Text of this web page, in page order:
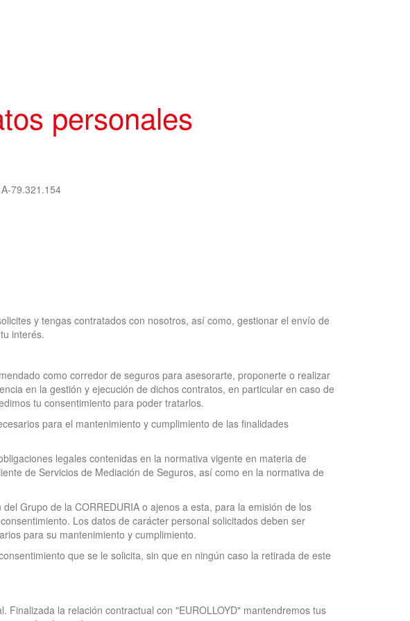
personales
79.321.154
y tengas contratados con nosotros, así como, gestionar el envío de
interés.
como corredor de seguros para asesorarte, proponerte o realizar
en la gestión y ejecución de dichos contratos, en particular en caso de
tu consentimiento para poder tratarlos.
para el mantenimiento y cumplimiento de las finalidades
legales contenidas en la normativa vigente en materia de
de Servicios de Mediación de Seguros, así como en la normativa de
Grupo de la CORREDURIA o ajenos a esta, para la emisión de los
Los datos de carácter personal solicitados deben ser
para su mantenimiento y cumplimiento.
que se le solicita, sin que en ningún caso la retirada de este
la relación contractual con "EUROLLOYD" mantendremos tus